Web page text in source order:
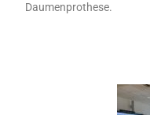
Daumenprothese.